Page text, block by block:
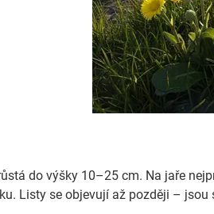
do výšky 10–25 cm. Na jaře
Listy se objevují až později – jsou